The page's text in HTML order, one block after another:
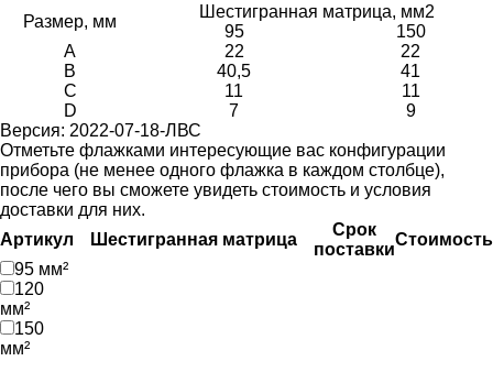
Размер, мм
Шестигранная матрица, мм2
95
150
A
22
22
B
40,5
41
C
11
11
D
7
9
Версия: 2022-07-18-ЛВС
Отметьте флажками интересующие вас конфигурации
прибора (не менее одного флажка в каждом столбце),
после чего вы сможете увидеть стоимость и условия
доставки для них.
Артикул
Шестигранная матрица
Срок
поставки
Стоимость
95 мм²
120
мм²
150
мм²